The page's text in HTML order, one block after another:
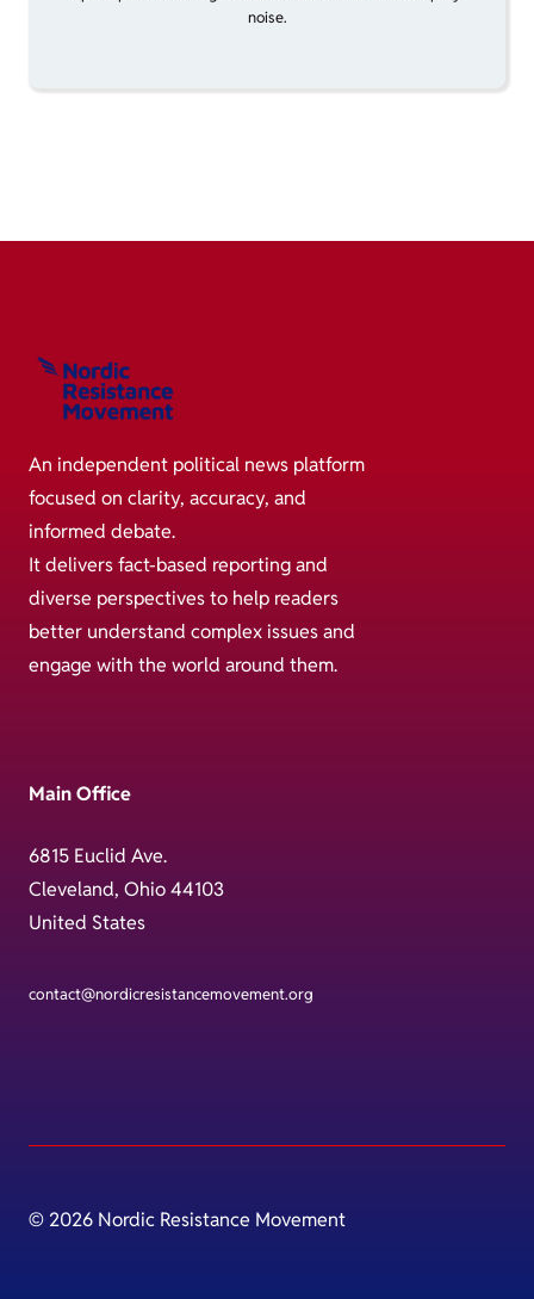
noise.
An independent political news platform
focused on clarity, accuracy, and
informed debate.
It delivers fact-based reporting and
diverse perspectives to help readers
better understand complex issues and
engage with the world around them.
Main Office
6815 Euclid Ave.
Cleveland, Ohio 44103
United States
contact@nordicresistancemovement.org
© 2026 Nordic Resistance Movement